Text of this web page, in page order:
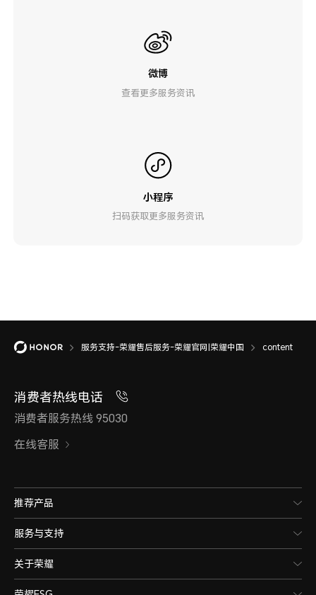
微博
查看更多服务资讯
小程序
扫码获取更多服务资讯
服务支持-荣耀售后服务-荣耀官网|荣耀中国 content
消费者热线电话
消费者服务热线 95030
在线客服
推荐产品
服务与支持
关于荣耀